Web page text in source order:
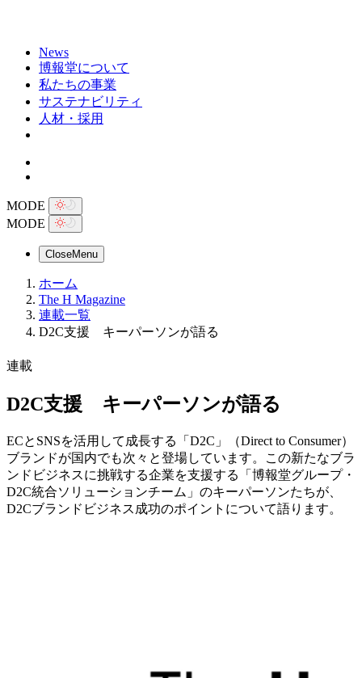
News
博報堂について
私たちの事業
サステナビリティ
人材・採用
MODE
MODE
CloseMenu
ホーム
The H Magazine
連載一覧
D2C支援 キーパーソンが語る
連載
D2C支援 キーパーソンが語る
ECとSNSを活用して成長する「D2C」（Direct to Consumer）
ブランドが国内でも次々と登場しています。この新たなブラ
ンドビジネスに挑戦する企業を支援する「博報堂グループ・
D2C統合ソリューションチーム」のキーパーソンたちが、
D2Cブランドビジネス成功のポイントについて語ります。